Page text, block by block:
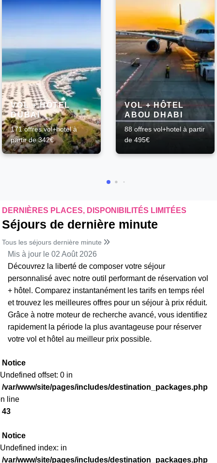
VOL + HÔTEL
DUBAI
171 offres vol+hotel à
partir de 342€
VOL + HÔTEL
ABOU DHABI
88 offres vol+hotel à partir
de 495€
DERNIÈRES PLACES, DISPONIBILITÉS LIMITÉES
Séjours de dernière minute
Tous les séjours dernière minute
Mis à jour le 02 Août 2026
Découvrez la liberté de composer votre séjour
personnalisé avec notre outil performant de réservation vol
+ hôtel. Comparez instantanément les tarifs en temps réel
et trouvez les meilleures offres pour un séjour à prix réduit.
Grâce à notre moteur de recherche avancé, vous identifiez
rapidement la période la plus avantageuse pour réserver
votre vol et hôtel au meilleur prix possible.
Notice
offset: 0 in
/var/www/site/pages/includes/destination_packages.php
line
43
Notice
index: in
/var/www/site/pages/includes/destination_packages.php